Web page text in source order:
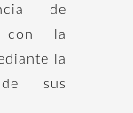
de
con la
la
sus